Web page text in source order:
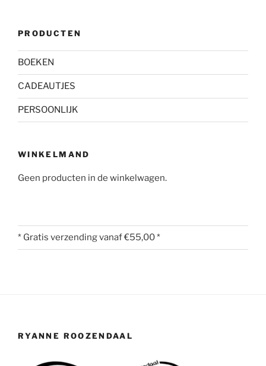
PRODUCTEN
BOEKEN
CADEAUTJES
PERSOONLIJK
WINKELMAND
Geen producten in de winkelwagen.
* Gratis verzending vanaf €55,00 *
RYANNE ROOZENDAAL